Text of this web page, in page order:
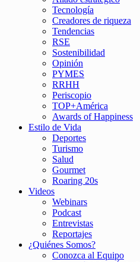
Tecnología
Creadores de riqueza
Tendencias
RSE
Sostenibilidad
Opinión
PYMES
RRHH
Periscopio
TOP+América
Awards of Happiness
Estilo de Vida
Deportes
Turismo
Salud
Gourmet
Roaring 20s
Videos
Webinars
Podcast
Entrevistas
Reportajes
¿Quiénes Somos?
Conozca al Equipo